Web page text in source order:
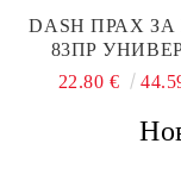
DASH ПРАХ
83ПР
4,750КГ
22.80 €